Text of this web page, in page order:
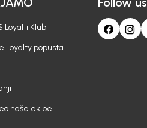
Loyalti Klub
Loyalty popusta
naše ekipe!